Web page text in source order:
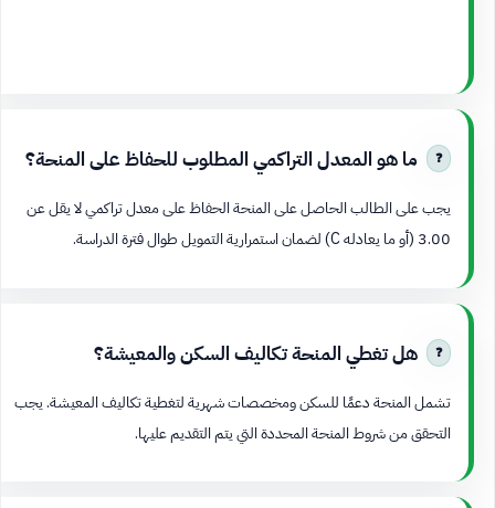
ما هو المعدل التراكمي المطلوب للحفاظ على المنحة؟
يجب على الطالب الحاصل على المنحة الحفاظ على معدل تراكمي لا يقل عن
3.00 (أو ما يعادله C) لضمان استمرارية التمويل طوال فترة الدراسة.
هل تغطي المنحة تكاليف السكن والمعيشة؟
تشمل المنحة دعمًا للسكن ومخصصات شهرية لتغطية تكاليف المعيشة. يجب
التحقق من شروط المنحة المحددة التي يتم التقديم عليها.